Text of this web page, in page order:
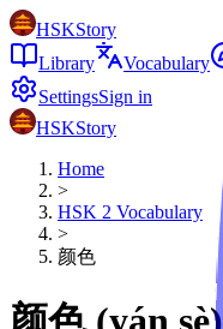
HSKStory
Library
Vocabulary
SettingsSign in
HSKStory
Home
>
HSK 2 Vocabulary
>
颜色